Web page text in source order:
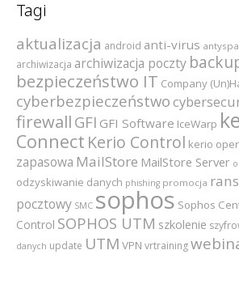
Tagi
aktualizacja android anti-virus
archiwizacja archiwizacja poczty
bezpieczeństwo IT Company
cyberbezpieczeństwo
firewall GFI GFI Software IceWarp
Connect Kerio Control kerio
zapasowa MailStore MailStore Server
odzyskiwanie danych phishing promocja
pocztowy SMC sophos Sophos
Control SOPHOS UTM szkolenie
danych update UTM VPN vrtraining